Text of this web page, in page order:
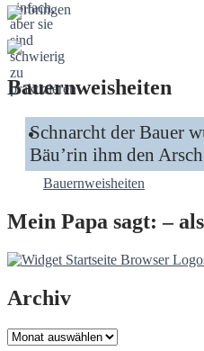
Bauernweisheiten
Schnarcht der Bauer
Bäu’rin ihm den
Bauernweisheiten
Mein Papa sagt: –
Archiv
Archiv